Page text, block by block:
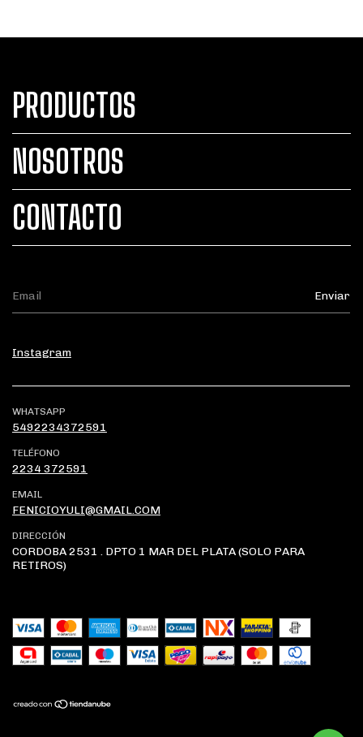
PRODUCTOS
NOSOTROS
CONTACTO
Instagram
WHATSAPP
5492234372591
TELÉFONO
2234 372591
EMAIL
FENICIOYULI@GMAIL.COM
DIRECCIÓN
CORDOBA 2531 . DPTO 1 MAR DEL PLATA (SOLO PARA
RETIROS)